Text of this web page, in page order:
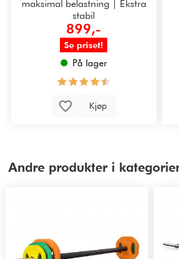
maksimal belastning | Ekstra
stabil
899,-
Se priset!
På lager
Kjøp
Andre produkter i